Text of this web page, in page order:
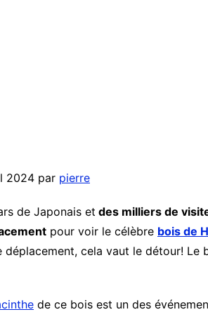
2024 par pierre
de Japonais et des milliers de
pour voir le célèbre bois de
déplacement, cela vaut le détour! Le
de ce bois est un des